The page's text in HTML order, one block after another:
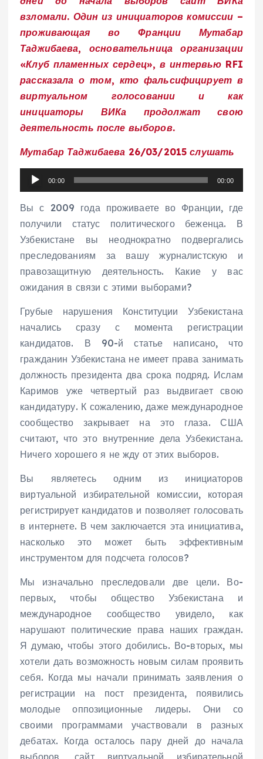
взломали. Один из инициаторов комиссии –
проживающая во Франции Мутабар
Таджибаева, основательница организации
«Клуб пламенных сердец», в интервью RFI
рассказала о том, кто фальсифицирует в
виртуальном голосовании и как
инициаторы ВИКа продолжат свою
деятельность после выборов.
Мутабар Таджибаева 26/03/2015 слушать
u
d
i
o
P
l
a
e
r
00:00 00:00
Вы с 2009 года проживаете во Франции, где
получили статус политического беженца. В
Узбекистане вы неоднократно подвергались
преследованиям за вашу журналистскую и
правозащитную деятельность. Какие у вас
ожидания в связи с этими выборами?
Грубые нарушения Конституции Узбекистана
начались сразу с момента регистрации
кандидатов. В 90-й статье написано, что
гражданин Узбекистана не имеет права занимать
должность президента два срока подряд. Ислам
Каримов уже четвертый раз выдвигает свою
кандидатуру. К сожалению, даже международное
сообщество закрывает на это глаза. США
считают, что это внутренние дела Узбекистана.
Ничего хорошего я не жду от этих выборов.
Вы являетесь одним из инициаторов
виртуальной избирательной комиссии, которая
регистрирует кандидатов и позволяет голосовать
в интернете. В чем заключается эта инициатива,
насколько это может быть эффективным
инструментом для подсчета голосов?
Мы изначально преследовали две цели. Во-
первых, чтобы общество Узбекистана и
международное сообщество увидело, как
нарушают политические права наших граждан.
Я думаю, чтобы этого добились. Во-вторых, мы
хотели дать возможность новым силам проявить
себя. Когда мы начали принимать заявления о
регистрации на пост президента, появились
молодые оппозиционные лидеры. Они со
своими программами участвовали в разных
дебатах. Когда осталось пару дней до начала